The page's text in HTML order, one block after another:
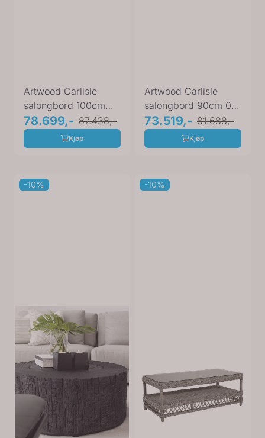
Artwood Carlisle
salongbord 100cm
04-80801
78.699,- 87.438,-
Kjøp
Artwood Carlisle
salongbord 90cm 04-
81101
73.519,- 81.688,-
Kjøp
-10% -10%